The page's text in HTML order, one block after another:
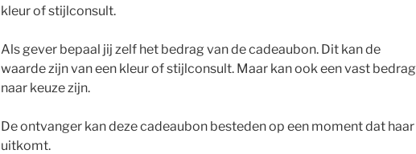
kleur of stijlconsult.
Als gever bepaal jij zelf het bedrag van de cadeaubon. Dit kan de
waarde zijn van een kleur of stijlconsult. Maar kan ook een vast bedrag
naar keuze zijn.
De ontvanger kan deze cadeaubon besteden op een moment dat haar
uitkomt.